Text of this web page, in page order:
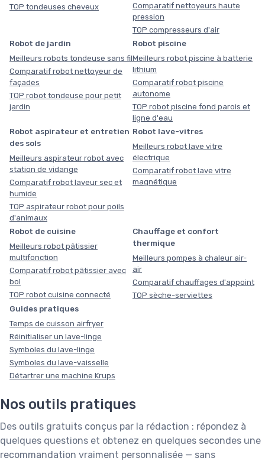
TOP tondeuses cheveux
Comparatif nettoyeurs haute
pression
TOP compresseurs d'air
Robot de jardin
Meilleurs robots tondeuse sans fil
Comparatif robot nettoyeur de
façades
TOP robot tondeuse pour petit
jardin
Robot piscine
Meilleurs robot piscine à batterie
lithium
Comparatif robot piscine
autonome
TOP robot piscine fond parois et
ligne d'eau
Robot aspirateur et entretien
des sols
Meilleurs aspirateur robot avec
station de vidange
Comparatif robot laveur sec et
humide
TOP aspirateur robot pour poils
d'animaux
Robot lave-vitres
Meilleurs robot lave vitre
électrique
Comparatif robot lave vitre
magnétique
Robot de cuisine
Meilleurs robot pâtissier
multifonction
Comparatif robot pâtissier avec
bol
TOP robot cuisine connecté
Chauffage et confort
thermique
Meilleurs pompes à chaleur air-
air
Comparatif chauffages d'appoint
TOP sèche-serviettes
Guides pratiques
Temps de cuisson airfryer
Réinitialiser un lave-linge
Symboles du lave-linge
Symboles du lave-vaisselle
Détartrer une machine Krups
Nos outils pratiques
Des outils gratuits conçus par la rédaction : répondez à
quelques questions et obtenez en quelques secondes une
recommandation vraiment personnalisée — sans